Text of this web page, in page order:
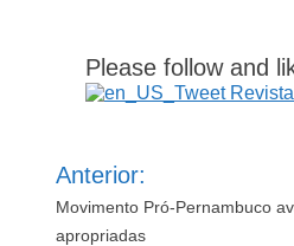
Please follow and
de
Post
Anterior:
Movimento Pró-Pernambuco
apropriadas